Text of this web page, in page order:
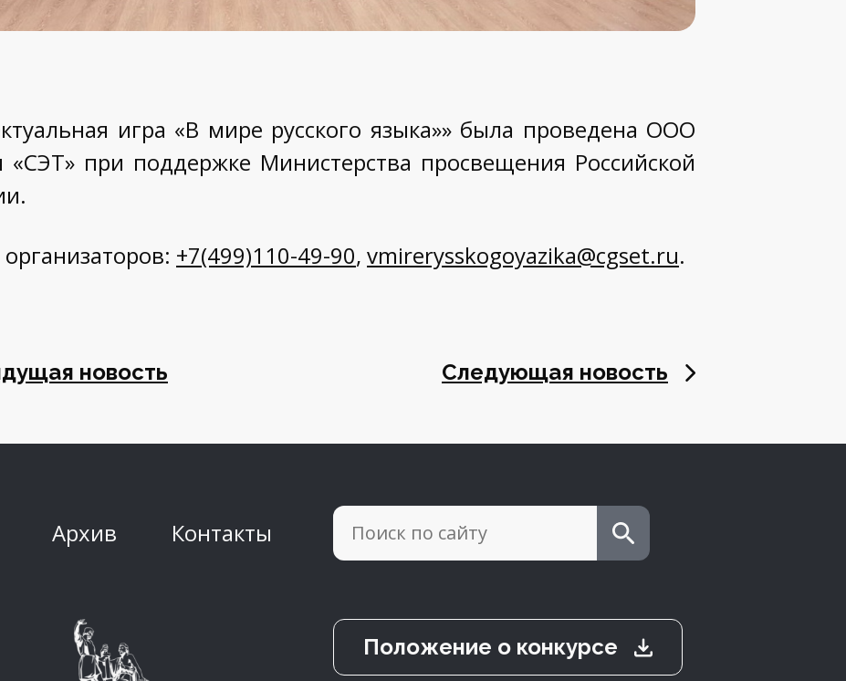
игра «В мире русского языка»»была проведена ООО
«СЭТ» при поддержке Министерства просвещения Российской
+7(499)110-49-90, vmirerysskogoyazika@cgset.ru.
новость Следующая новость
Архив Контакты
Положение о конкурсе